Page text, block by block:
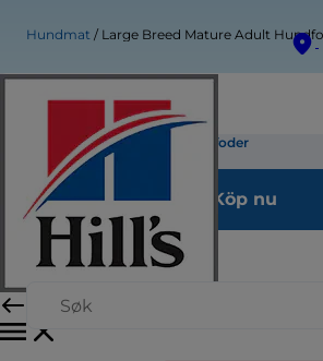
Hundmat Large Breed Mature Adult
Large Breed Mature Adult Hundfoder
Köp nu